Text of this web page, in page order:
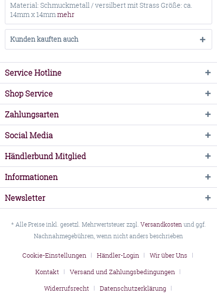
Material: Schmuckmetall / versilbert mit Strass Größe: ca.
14mm x 14mmmehr
Kunden kauften auch
Service Hotline
Shop Service
Zahlungsarten
Social Media
Händlerbund Mitglied
Informationen
Newsletter
* Alle Preise inkl. gesetzl. Mehrwertsteuer zzgl. Versandkostenund ggf.
Nachnahmegebühren, wenn nicht anders beschrieben
Cookie-Einstellungen Händler-Login
Wir über Uns
Kontakt
Versand und Zahlungsbedingungen
Widerrufsrecht
Datenschutzerklärung